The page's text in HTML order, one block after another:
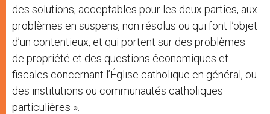
des solutions, acceptables pour les deux parties, aux
problèmes en suspens, non résolus ou qui font l’objet
d’un contentieux, et qui portent sur des problèmes
de propriété et des questions économiques et
fiscales concernant l’Église catholique en général, ou
des institutions ou communautés catholiques
particulières ».